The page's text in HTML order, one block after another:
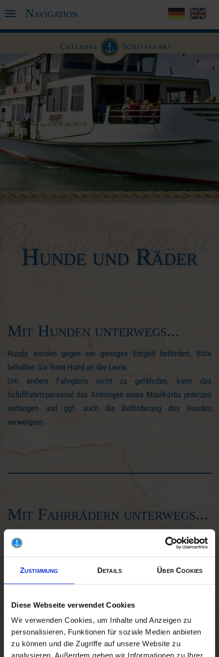
Zustimmung Details Über Cookies
Diese Webseite verwendet Cookies
Wir verwenden Cookies, um Inhalte und Anzeigen zu
personalisieren, Funktionen für soziale Medien anbieten
zu können und die Zugriffe auf unsere Website zu
analysieren. Außerdem geben wir Informationen zu Ihrer
Toggle
Navigation
Hunde und Räder
Mit Hunden unterwegs...
Hunde werden gegen ein geringes Entgelt befördert. Bitte
behalten Sie Ihren Hund an der Leine.
Um andere Fahrgäste nicht zu gefährden, kann das
Schifffahrtspersonal das Anbringen eines Maulkorbs jederzeit
verlangen und ggf. auch die Beförderung des Hundes
verweigern.
Mit Fahrrädern unterwegs...
Fahrradtransport:
Sofern Platz an Bord ist und keine Fluchtwege verstellt werden
nehmen wir Fahrräder gerne mit. Die Entscheidung über die
Kosten: Fahrrad und E-Bike:6,- € pro Strecke
Fahrrad-Anhänger:
Räder mit Kinderanhänger werden ebenfalls befördert. Das